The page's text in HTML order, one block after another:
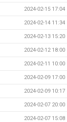
2024-02-15 17:04
2024-02-14 11:34
2024-02-13 15:20
2024-02-12 18:00
2024-02-11 10:00
2024-02-09 17:00
2024-02-09 10:17
2024-02-07 20:00
2024-02-07 15:08